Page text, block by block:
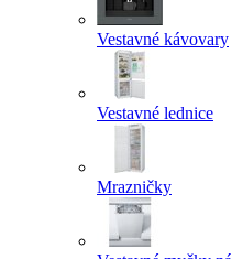
Vestavné kávovary
Vestavné lednice
Mrazničky